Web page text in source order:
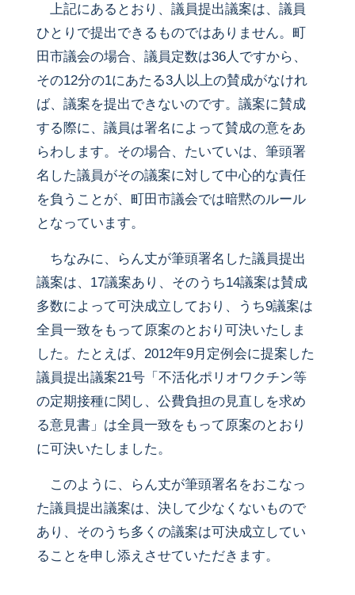
上記にあるとおり、議員提出議案は、議員
ひとりで提出できるものではありません。町
田市議会の場合、議員定数は36人ですから、
その12分の1にあたる3人以上の賛成がなけれ
ば、議案を提出できないのです。議案に賛成
する際に、議員は署名によって賛成の意をあ
らわします。その場合、たいていは、筆頭署
名した議員がその議案に対して中心的な責任
を負うことが、町田市議会では暗黙のルール
となっています。
ちなみに、らん丈が筆頭署名した議員提出
議案は、17議案あり、そのうち14議案は賛成
多数によって可決成立しており、うち9議案は
全員一致をもって原案のとおり可決いたしま
した。たとえば、2012年9月定例会に提案した
議員提出議案21号「不活化ポリオワクチン等
の定期接種に関し、公費負担の見直しを求め
る意見書」は全員一致をもって原案のとおり
に可決いたしました。
このように、らん丈が筆頭署名をおこなっ
た議員提出議案は、決して少なくないもので
あり、そのうち多くの議案は可決成立してい
ることを申し添えさせていただきます。